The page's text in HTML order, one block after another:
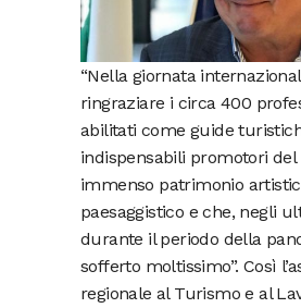
“Nella giornata
ringraziare i circa 400
abilitati come guide
indispensabili promotori del
immenso patrimonio
paesaggistico e che, negli
durante il periodo della
sofferto moltissimo”. Così
regionale al Turismo e al